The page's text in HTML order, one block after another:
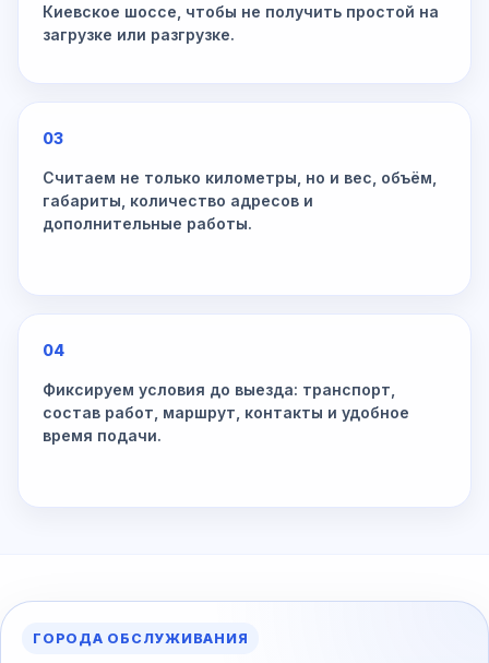
Киевское шоссе, чтобы не получить простой на
загрузке или разгрузке.
03
Считаем не только километры, но и вес, объём,
габариты, количество адресов и
дополнительные работы.
04
Фиксируем условия до выезда: транспорт,
состав работ, маршрут, контакты и удобное
время подачи.
ГОРОДА ОБСЛУЖИВАНИЯ